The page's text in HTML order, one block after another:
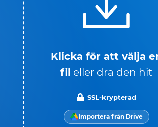
Klicka för att välja
fil eller dra den hit
SSL-krypterad
Importera från Drive